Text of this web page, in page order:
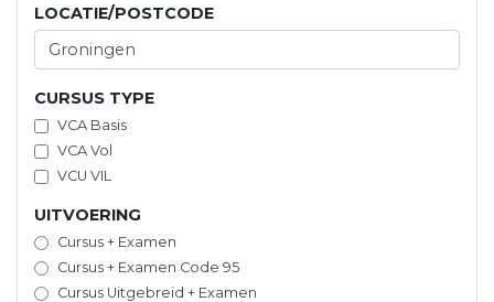
LOCATIE/POSTCODE
CURSUS TYPE
VCA Basis
VCA Vol
VCU VIL
UITVOERING
Cursus + Examen
Cursus + Examen Code 95
Cursus Uitgebreid + Examen